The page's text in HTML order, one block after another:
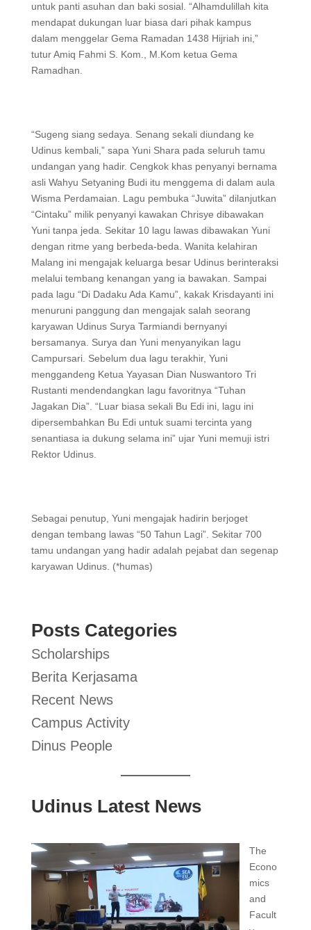
untuk panti asuhan dan baki sosial. “Alhamdulillah kita
mendapat dukungan luar biasa dari pihak kampus
dalam menggelar Gema Ramadan 1438 Hijriah ini,”
tutur Amiq Fahmi S. Kom., M.Kom ketua Gema
Ramadhan.
“Sugeng siang sedaya. Senang sekali diundang ke
Udinus kembali,” sapa Yuni Shara pada seluruh tamu
undangan yang hadir. Cengkok khas penyanyi bernama
asli Wahyu Setyaning Budi itu menggema di dalam aula
Wisma Perdamaian. Lagu pembuka “Juwita” dilanjutkan
“Cintaku” milik penyanyi kawakan Chrisye dibawakan
Yuni tanpa jeda. Sekitar 10 lagu lawas dibawakan Yuni
dengan ritme yang berbeda-beda. Wanita kelahiran
Malang ini mengajak keluarga besar Udinus berinteraksi
melalui tembang kenangan yang ia bawakan. Sampai
pada lagu “Di Dadaku Ada Kamu”, kakak Krisdayanti ini
menuruni panggung dan mengajak salah seorang
karyawan Udinus Surya Tarmiandi bernyanyi
bersamanya. Surya dan Yuni menyanyikan lagu
Campursari. Sebelum dua lagu terakhir, Yuni
menggandeng Ketua Yayasan Dian Nuswantoro Tri
Rustanti mendendangkan lagu favoritnya “Tuhan
Jagakan Dia”. “Luar biasa sekali Bu Edi ini, lagu ini
dipersembahkan Bu Edi untuk suami tercinta yang
senantiasa ia dukung selama ini” ujar Yuni memuji istri
Rektor Udinus.
Sebagai penutup, Yuni mengajak hadirin berjoget
dengan tembang lawas “50 Tahun Lagi”. Sekitar 700
tamu undangan yang hadir adalah pejabat dan segenap
karyawan Udinus. (*humas)
Posts Categories
Scholarships
Berita Kerjasama
Recent News
Campus Activity
Dinus People
Udinus Latest News
The
Econo
mics
and
Facult